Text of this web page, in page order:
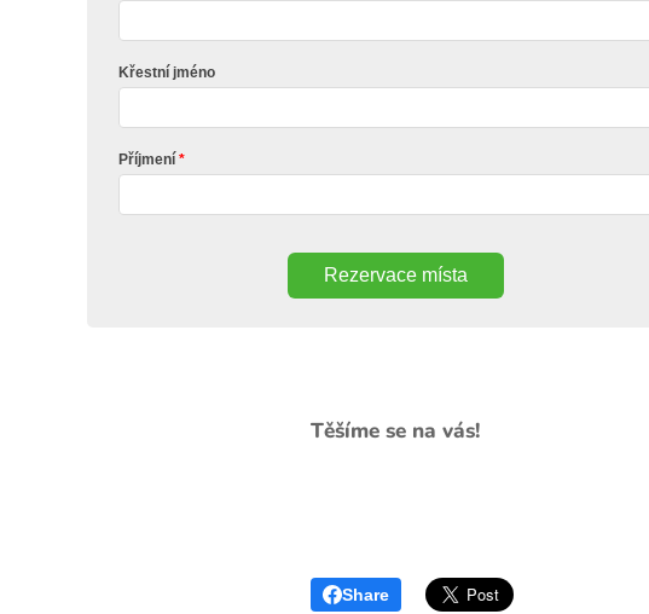
Křestní jméno
Příjmení
Rezervace místa
Těšíme se na vás!
Share